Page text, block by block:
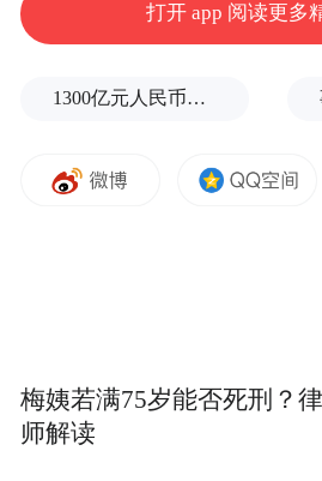
现场氛围热烈，选手们精神
打开 app 阅读更多
1300亿元人民币，阿根廷：同中国延长5年货币互换协议
梅姨若满75岁能否死刑？律
师解读